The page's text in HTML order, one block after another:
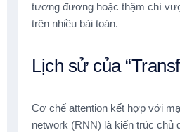
tương đương hoặc thậm chí
trên nhiều bài toán.
Lịch sử của
Cơ chế attention kết hợp với
network (RNN) là kiến trúc chủ